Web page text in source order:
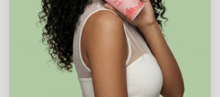
ULTRA FIJACIÓN TRIO
1 reseña
Pack Ultra Fijación Para Rizos Y Ondas
79,85€ 69,95€